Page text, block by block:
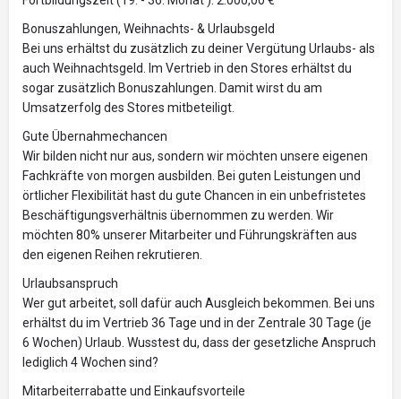
Bonuszahlungen, Weihnachts- & Urlaubsgeld
Bei uns erhältst du zusätzlich zu deiner Vergütung Urlaubs- als
auch Weihnachtsgeld. Im Vertrieb in den Stores erhältst du
sogar zusätzlich Bonuszahlungen. Damit wirst du am
Umsatzerfolg des Stores mitbeteiligt.
Gute Übernahmechancen
Wir bilden nicht nur aus, sondern wir möchten unsere eigenen
Fachkräfte von morgen ausbilden. Bei guten Leistungen und
örtlicher Flexibilität hast du gute Chancen in ein unbefristetes
Beschäftigungsverhältnis übernommen zu werden. Wir
möchten 80% unserer Mitarbeiter und Führungskräften aus
den eigenen Reihen rekrutieren.
Urlaubsanspruch
Wer gut arbeitet, soll dafür auch Ausgleich bekommen. Bei uns
erhältst du im Vertrieb 36 Tage und in der Zentrale 30 Tage (je
6 Wochen) Urlaub. Wusstest du, dass der gesetzliche Anspruch
lediglich 4 Wochen sind?
Mitarbeiterrabatte und Einkaufsvorteile